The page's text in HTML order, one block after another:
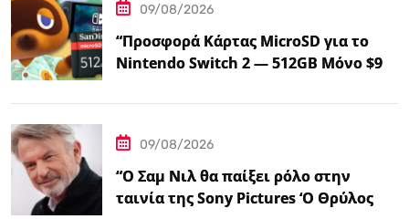
09/08/2026
“Προσφορά Κάρτας MicroSD για το
Nintendo Switch 2 — 512GB Μόνο $98
09/08/2026
“Ο Σαμ Νιλ θα παίξει ρόλο στην
ταινία της Sony Pictures ‘Ο Θρύλος